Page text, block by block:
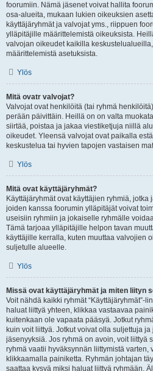
foorumiin. Nämä jäsenet voivat hallita
osa-alueita, mukaan lukien oikeuksien
käyttäjäryhmät ja valvojat yms., riippuen
ylläpitäjille määrittelemistä oikeuksista.
valvojan oikeudet kaikilla
määrittelemistä asetuksista.
Ylös
Mitä ovatr valvojat?
Valvojat ovat henkilöitä (tai ryhmä
perään päivittäin. Heillä on on valta
siirtää, poistaa ja jakaa viestiketjuja niillä
oikeudet. Yleensä valvojat ovat paikalla
keskustelua tai hyvien tapojen vastaisen
Ylös
Mitä ovat käyttäjäryhmät?
Käyttäjäryhmät ovat käyttäjien ryhmiä,
joiden kanssa foorumin ylläpitäjät voivat
useisiin ryhmiin ja jokaiselle ryhmälle
Tämä tarjoaa ylläpitäjille helpon tavan
käyttäjille kerralla, kuten muuttaa valvojien
suljetulle alueelle.
Ylös
Missä ovat käyttäjäryhmät ja miten liityn
Voit nähdä kaikki ryhmät “Käyttäjäryhmät”-
haluat liittyä yhteen, klikkaa vastaavaa
kuitenkaan ole vapaata pääsyä. Jotkut
kuin voit liittyä. Jotkut voivat olla suljettuja
jäsenyyksiä. Jos ryhmä on avoin, voit liittyä
ryhmä vaatii hyväksynnän liittymistä varten,
klikkaamalla painiketta. Ryhmän johtajan
saattaa kysyä miksi haluat liittyä ryhmään.